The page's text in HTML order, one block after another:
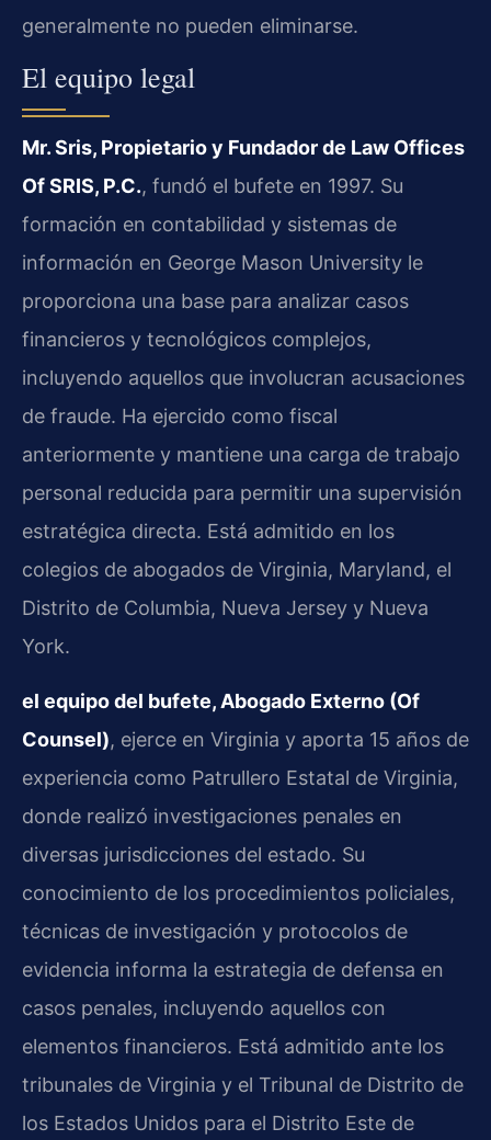
generalmente no pueden eliminarse.
El equipo legal
Mr. Sris, Propietario y Fundador de Law Offices
Of SRIS, P.C., fundó el bufete en 1997. Su
formación en contabilidad y sistemas de
información en George Mason University le
proporciona una base para analizar casos
financieros y tecnológicos complejos,
incluyendo aquellos que involucran acusaciones
de fraude. Ha ejercido como fiscal
anteriormente y mantiene una carga de trabajo
personal reducida para permitir una supervisión
estratégica directa. Está admitido en los
colegios de abogados de Virginia, Maryland, el
Distrito de Columbia, Nueva Jersey y Nueva
York.
el equipo del bufete, Abogado Externo (Of
Counsel), ejerce en Virginia y aporta 15 años de
experiencia como Patrullero Estatal de Virginia,
donde realizó investigaciones penales en
diversas jurisdicciones del estado. Su
conocimiento de los procedimientos policiales,
técnicas de investigación y protocolos de
evidencia informa la estrategia de defensa en
casos penales, incluyendo aquellos con
elementos financieros. Está admitido ante los
tribunales de Virginia y el Tribunal de Distrito de
los Estados Unidos para el Distrito Este de